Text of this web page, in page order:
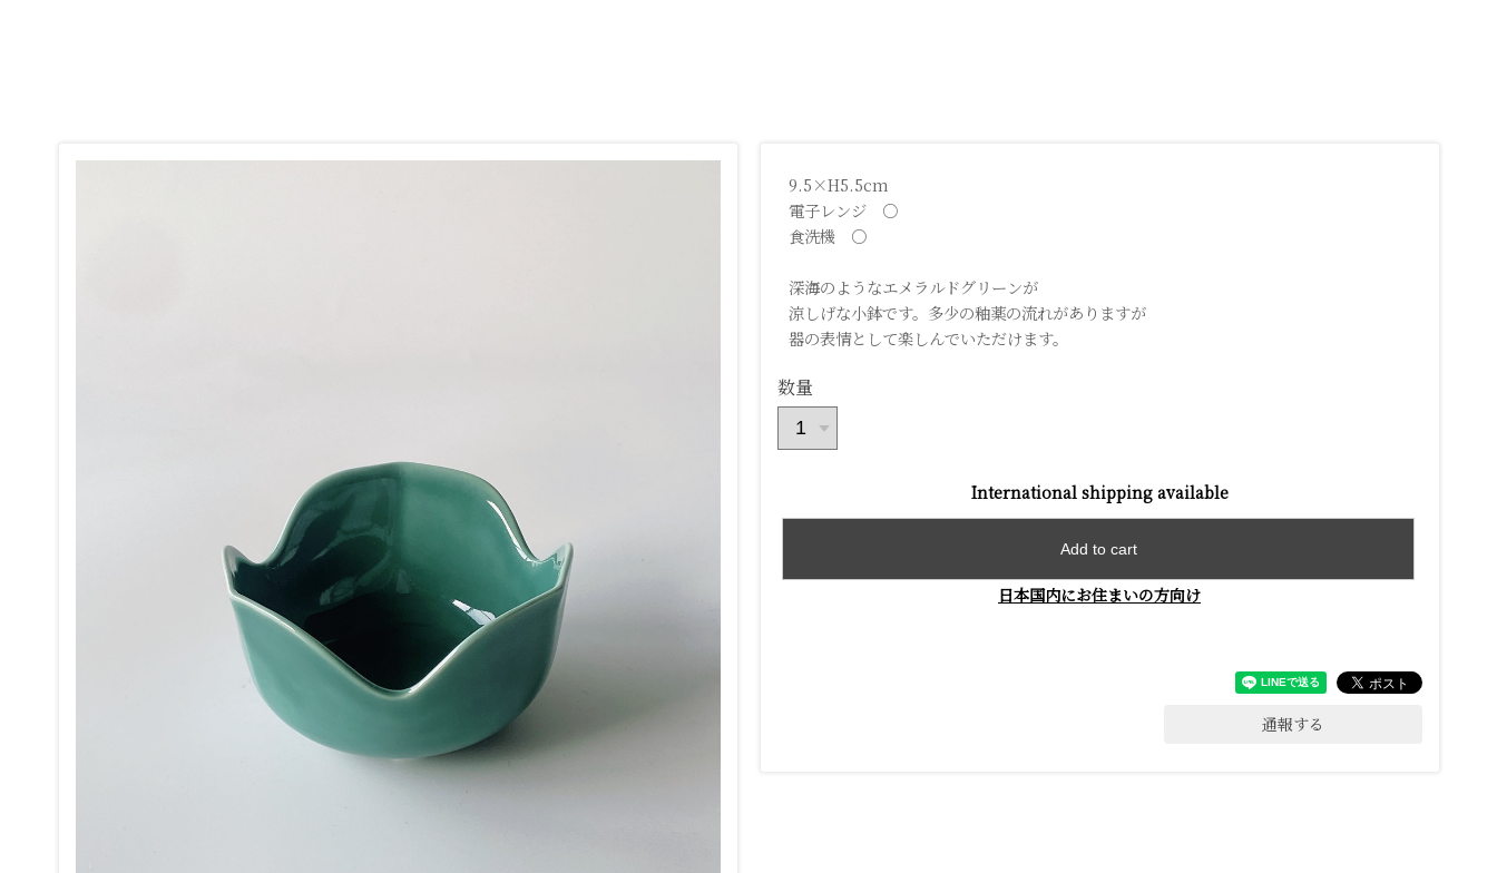
9.5×H5.5cm
電子レンジ ○
食洗機 ○
深海のようなエメラルドグリーンが
涼しげな小鉢です。多少の釉薬の流れがありますが
器の表情として楽しんでいただけます。
数量
International shipping available
Add to cart
日本国内にお住まいの方向け
通報する